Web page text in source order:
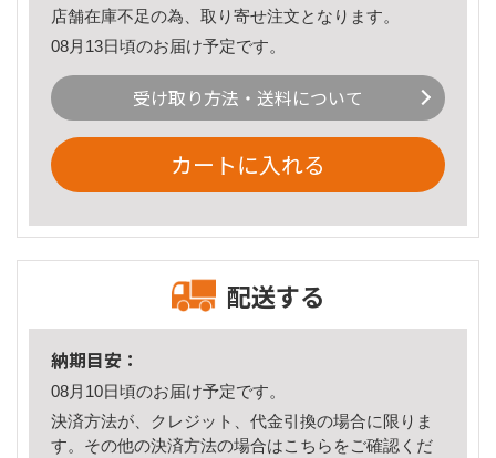
店舗在庫不足の為、取り寄せ注文となります。
08月13日頃のお届け予定です。
受け取り方法・送料について
カートに入れる
配送する
納期目安：
08月10日頃のお届け予定です。
決済方法が、クレジット、代金引換の場合に限りま
す。その他の決済方法の場合はこちら をご確認くだ